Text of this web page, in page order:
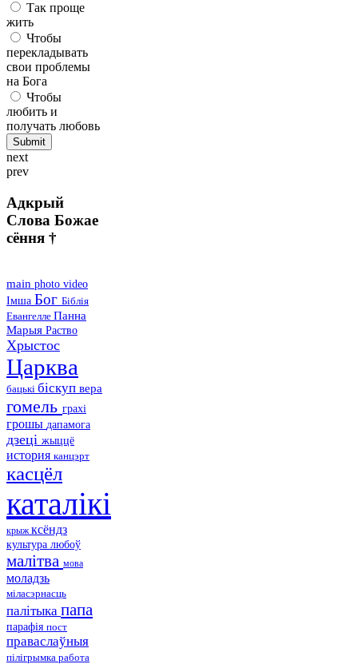
Так проще
жить
Чтобы
перекладывать
свои проблемы
на Бога
Чтобы
любить и
получать любовь
next
prev
Адкрый
Слова Божае
сёння †
main photo video
Імша Бог Біблія
Евангелле Панна
Марыя Раство
Хрыстос
Царква
бацькі біскуп вера
гомель грахі
грошы дапамога
дзеці жыццё
история канцэрт
касцёл
каталікі
крыжксёндз
культура любоў
малітва мова
моладзь
міласэрнасць
палітыка папа
парафія пост
праваслаўныя
пілігрымка работа